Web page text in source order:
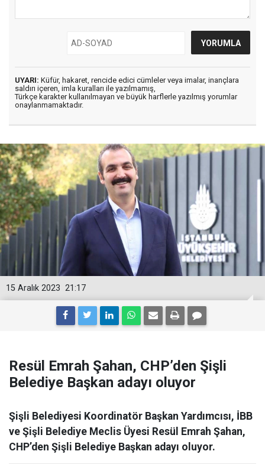
UYARI: Küfür, hakaret, rencide edici cümleler veya imalar, inançlara
saldırı içeren, imla kuralları ile yazılmamış,
Türkçe karakter kullanılmayan ve büyük harflerle yazılmış yorumlar
onaylanmamaktadır.
21:17
15 Aralık 2023
Resül Emrah Şahan, CHP’den Şişli
Belediye Başkan adayı oluyor
Şişli Belediyesi Koordinatör Başkan Yardımcısı, İBB
ve Şişli Belediye Meclis Üyesi Resül Emrah Şahan,
CHP’den Şişli Belediye Başkan adayı oluyor.